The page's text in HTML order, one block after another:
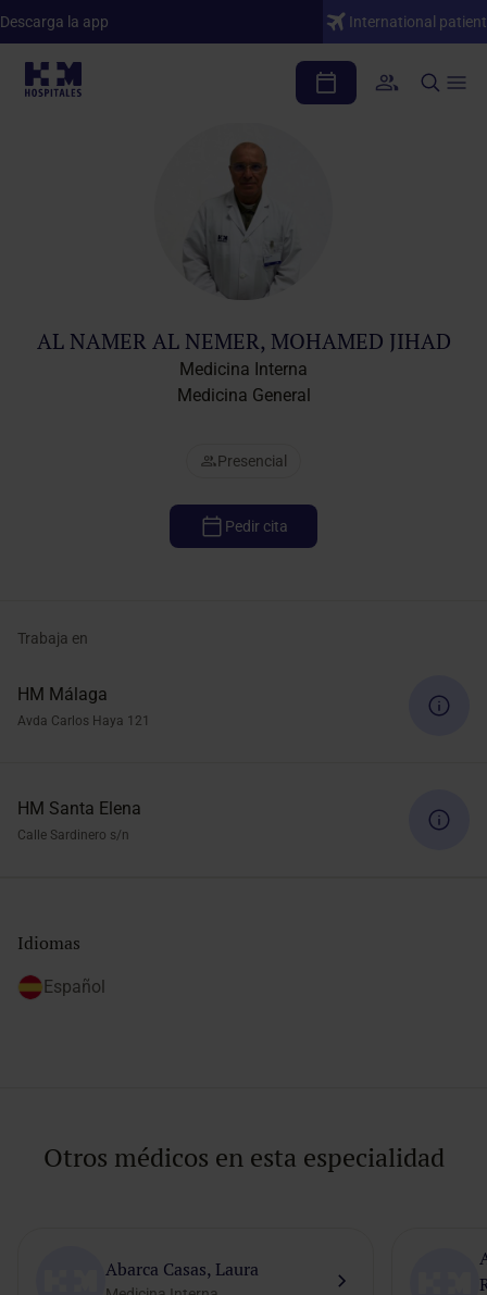
Descarga la app International patient
Cuadro médico
AL NAMER AL NEMER, MOHAMED JIHAD
Medicina Interna
Medicina General
Presencial
Pedir cita
Trabaja en
HM Málaga
Avda Carlos Haya 121
HM Santa Elena
Calle Sardinero s/n
Idiomas
Español
Otros médicos en esta especialidad
Abarca Casas, Laura